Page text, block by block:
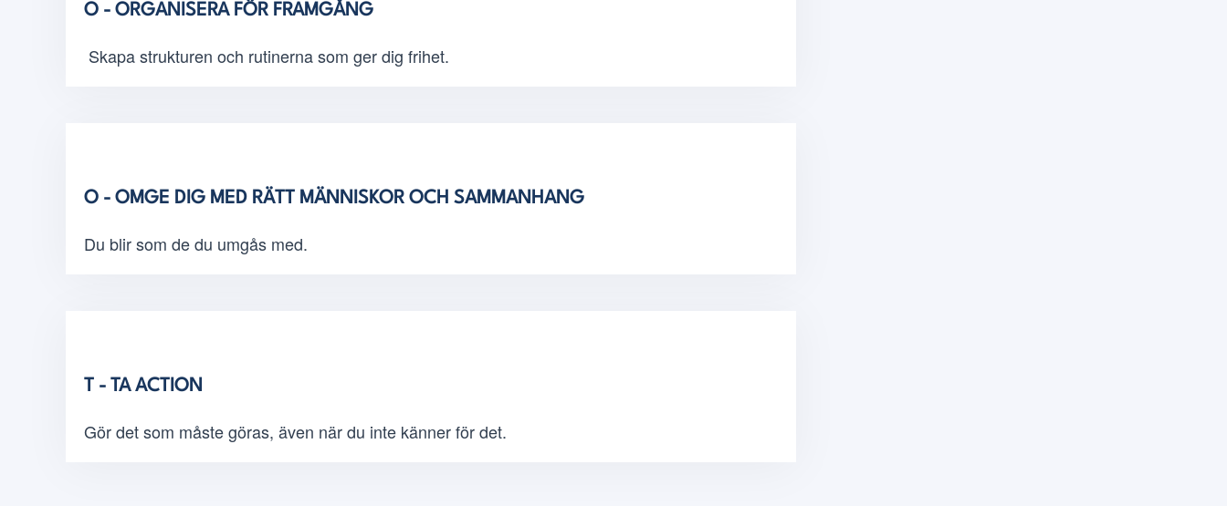
O - ORGANISERA FÖR FRAMGÅNG
Skapa strukturen och rutinerna som ger dig frihet.
O - OMGE DIG MED RÄTT MÄNNISKOR OCH SAMMANHANG
Du blir som de du umgås med.
T - TA ACTION
Gör det som måste göras, även när du inte känner för det.